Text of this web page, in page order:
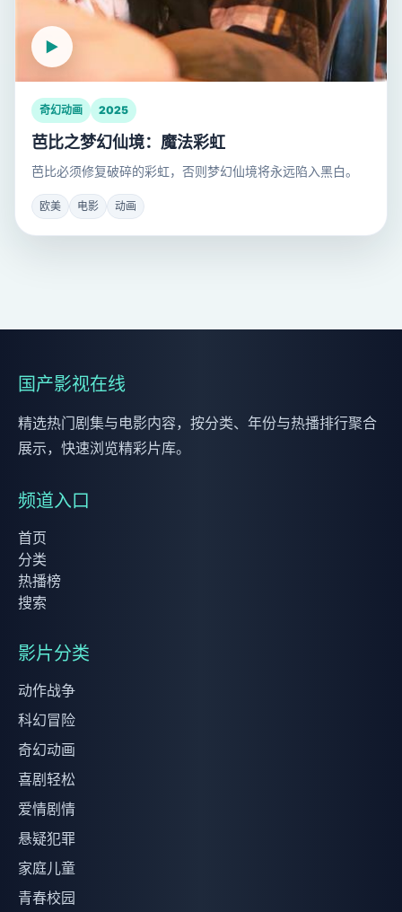
奇幻动画 2025
芭比之梦幻仙境：魔法彩虹
芭比必须修复破碎的彩虹，否则梦幻仙境将永远陷入黑白。
欧美 电影 动画
国产影视在线
精选热门剧集与电影内容，按分类、年份与热播排行聚合
展示，快速浏览精彩片库。
频道入口
首页
分类
热播榜
搜索
影片分类
动作战争
科幻冒险
奇幻动画
喜剧轻松
爱情剧情
悬疑犯罪
家庭儿童
青春校园